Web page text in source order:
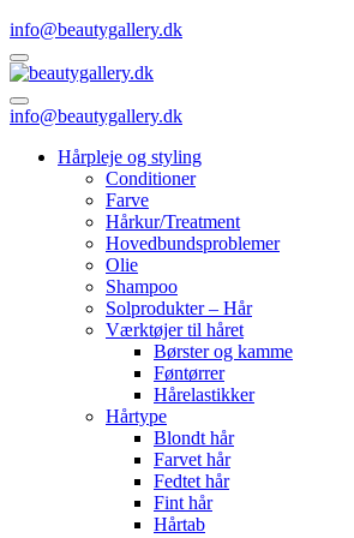
info@beautygallery.dk
info@beautygallery.dk
Hårpleje og styling
Conditioner
Farve
Hårkur/Treatment
Hovedbundsproblemer
Olie
Shampoo
Solprodukter – Hår
Værktøjer til håret
Børster og kamme
Føntørrer
Hårelastikker
Hårtype
Blondt hår
Farvet hår
Fedtet hår
Fint hår
Hårtab